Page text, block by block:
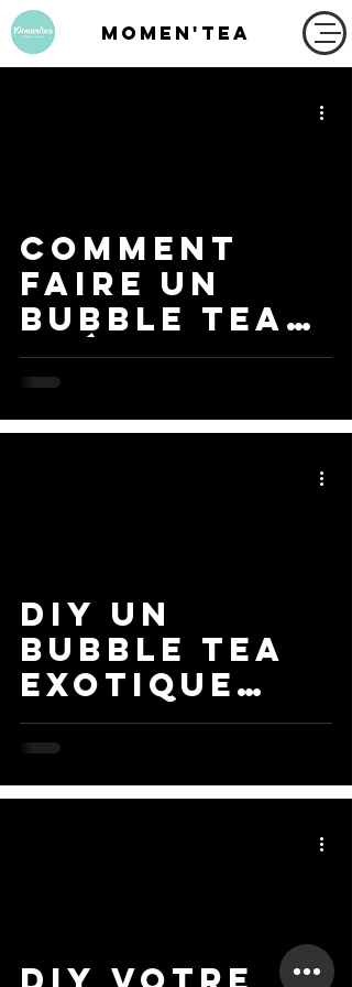
MOMEN'TEA
Comment
faire un
bubble tea
thé bien-
être?
DIY un
bubble tea
EXOTIQUE
chez vous